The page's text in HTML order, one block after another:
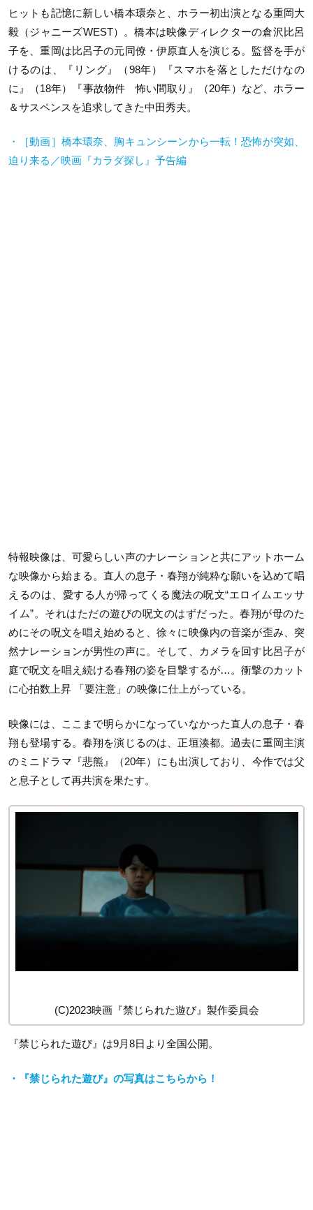
ヒットも記憶に新しい橋本環奈と、ホラー初出演となる重岡大
毅（ジャニーズWEST）。橋本は映像ディレクターの倉沢比呂
子を、重岡は比呂子の元同僚・伊原直人を演じる。監督を手が
けるのは、『リング』（98年）『スマホを落としただけなの
に』（18年）『事故物件 怖い間取り』（20年）など、ホラー
＆サスペンスを追求してきた中田秀夫。
・［動画］橋本環奈、胸キュンシーンから一転！恐怖が突如、
迫り来る／映画『カラダ探し』予告編
特報映像は、可愛らしい声のナレーションと共にアットホーム
な映像から始まる。直人の息子・春翔が純粋な願いを込めて唱
えるのは、愛する人が帰ってくる魔法の呪文“エロイムエッサ
イム”。それはただの遊びの呪文のはずだった。春翔が母のた
めにその呪文を唱え始めると、徐々に映像内の音楽が歪み、突
然ナレーションが男性の声に。そして、カメラを回す比呂子が
庭で呪文を唱え続ける春翔の姿を目撃するが…。衝撃のカット
に心拍数上昇 「要注意」の映像に仕上がっている。
映像には、ここまで明らかになっていなかった直人の息子・春
翔も登場する。春翔を演じるのは、正垣湊都。過去に重岡主演
のミニドラマ『悲熊』（20年）にも出演しており、今作では父
と息子として再共演を果たす。
(C)2023映画『禁じられた遊び』製作委員会
『禁じられた遊び』は9月8日より全国公開。
・『禁じられた遊び』の写真はこちらから！